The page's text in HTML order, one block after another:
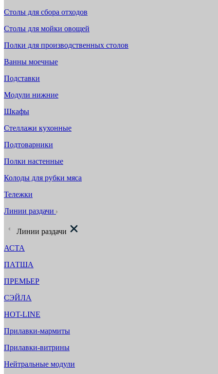
Столы для сбора отходов
Столы для мойки овощей
Полки для производственных столов
Ванны моечные
Подставки
Модули нижние
Шкафы
Стеллажи кухонные
Подтоварники
Полки настенные
Колоды для рубки мяса
Тележки
Линии раздачи
Линии раздачи
АСТА
ПАТША
ПРЕМЬЕР
СЭЙЛА
HOT-LINE
Прилавки-мармиты
Прилавки-витрины
Нейтральные модули